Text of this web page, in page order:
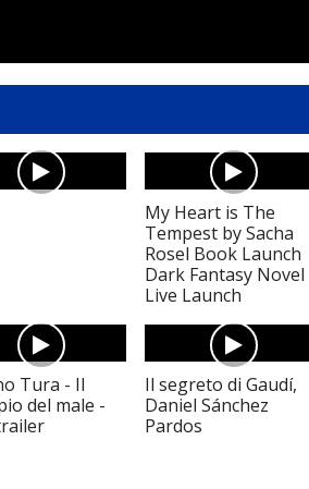
My Heart is The
Tempest by Sacha
Rosel Book Launch
Dark Fantasy Novel
Live Launch
Tura - Il
del male -
Il segreto di Gaudí,
Daniel Sánchez
Pardos